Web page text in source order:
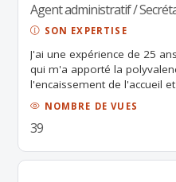
Agent administratif /
SON EXPERTISE
J'ai une expérience de 25
qui m'a apporté la
l'encaissement de l'accueil
aussi effectuer de la garde
NOMBRE DE VUES
39